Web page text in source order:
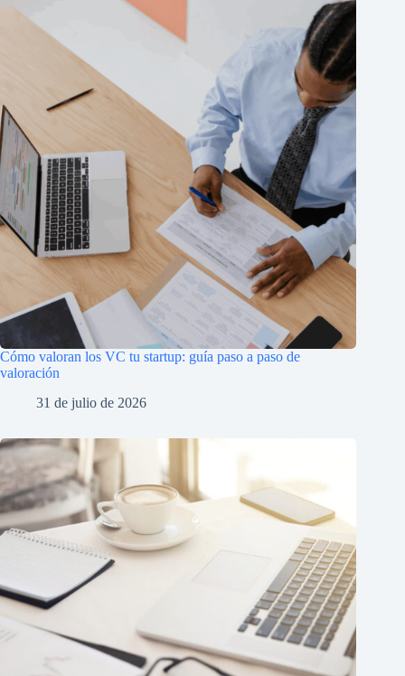
Cómo valoran los VC tu startup: guía paso a paso de
valoración
31 de julio de 2026